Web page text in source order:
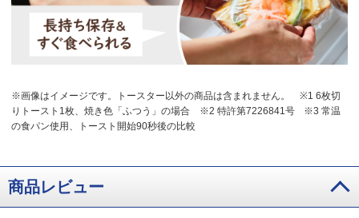
※画像はイメージです。トースター以外の商品は含まれません。
※1 6枚切
りトースト1枚、焼き色「ふつう」の場合
※2 特許第7226841号
※3 常温
の食パン使用、トースト開始90秒後の比較
商品レビュー